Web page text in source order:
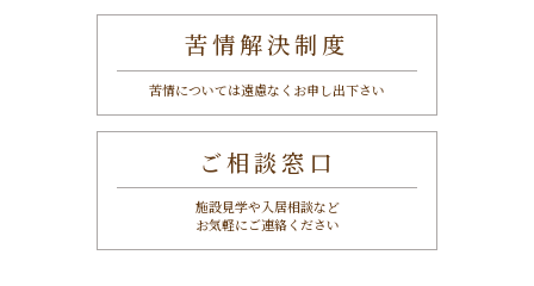
苦情解決制度
苦情については遠慮なくお申し出下さい
ご相談窓口
施設見学や入居相談など
お気軽にご連絡ください